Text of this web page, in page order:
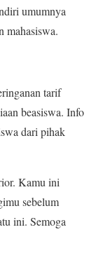
umumnya
mahasiswa.
tarif
beasiswa. Info
dari pihak
Kamu ini
sebelum
ini. Semoga